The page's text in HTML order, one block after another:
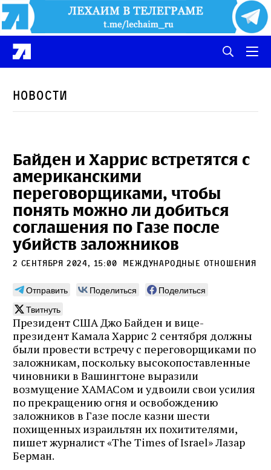
Новости
Байден и Харрис встретятся с
американскими
переговорщиками, чтобы
понять можно ли добиться
соглашения по Газе после
убийств заложников
2 сентября 2024, 15:00 международные отношения
Отправить Поделиться
Поделиться
Твитнуть
Президент США Джо Байден и вице-
президент Камала Харрис 2 сентября должны
были провести встречу с переговорщиками по
заложникам, поскольку высокопоставленные
чиновники в Вашингтоне выразили
возмущение ХАМАСом и удвоили свои усилия
по прекращению огня и освобождению
заложников в Газе после казни шести
похищенных израильтян их похитителями,
пишет журналист «The Times of Israel» Лазар
Берман.